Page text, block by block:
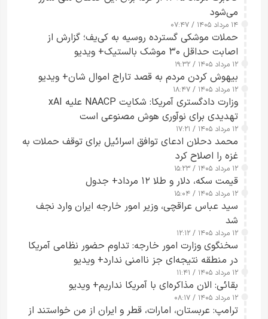
می‌شود
۱۴ مرداد ۱۴۰۵ / ۰۷:۴۷
حملات موشکی گسترده روسیه به کی‌یف؛ گزارش از
اصابت حداقل ۳۰ موشک بالستیک+ ویدیو
۱۲ مرداد ۱۴۰۵ / ۱۹:۳۲
بیهوش کردن مردم به قصد تاراج اموال شان+ ویدیو
۱۲ مرداد ۱۴۰۵ / ۱۸:۴۷
وزارت دادگستری آمریکا: شکایت NAACP علیه xAI
تهدیدی برای نوآوری هوش مصنوعی است
۱۲ مرداد ۱۴۰۵ / ۱۷:۲۱
محمد دحلان ادعای توافق اسرائیل برای توقف حملات به
غزه را اصلاح کرد
۱۲ مرداد ۱۴۰۵ / ۱۵:۲۳
قیمت سکه، دلار و طلا ۱۲ مرداد+ جدول
۱۲ مرداد ۱۴۰۵ / ۱۵:۰۴
سید عباس عراقچی، وزیر امور خارجه ایران وارد نجف
شد
۱۲ مرداد ۱۴۰۵ / ۱۲:۱۲
سخنگوی وزارت امور خارجه: تداوم حضور نظامی آمریکا
در منطقه نتیجه‌ای جز ناامنی ندارد+ ویدیو
۱۲ مرداد ۱۴۰۵ / ۱۱:۴۱
بقائی: الان مذاکره‌ای با آمریکا نداریم+ ویدیو
۱۲ مرداد ۱۴۰۵ / ۰۸:۱۷
ترامپ: عربستان، امارات، قطر و ایران از من خواستند از